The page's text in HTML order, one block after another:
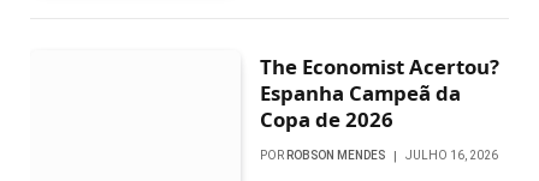
The Economist Acertou?
Espanha Campeã da
Copa de 2026
POR ROBSON MENDES JULHO 16, 2026